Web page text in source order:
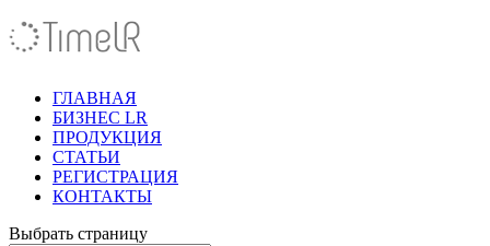
ГЛАВНАЯ
БИЗНЕС LR
ПРОДУКЦИЯ
СТАТЬИ
РЕГИСТРАЦИЯ
КОНТАКТЫ
Выбрать страницу